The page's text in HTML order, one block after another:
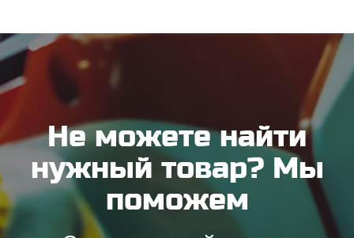
Не можете найти
нужный товар? Мы
поможем